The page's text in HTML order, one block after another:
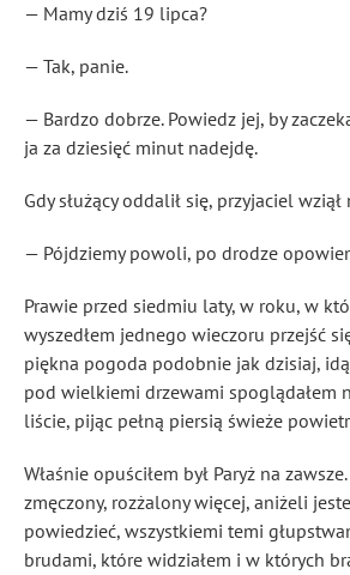
— Mamy dziś 19 lipca?
— Tak, panie.
— Bardzo dobrze. Powiedz jej, by
ja za dziesięć minut nadejdę.
Gdy służący oddalił się, przyjaciel
— Pójdziemy powoli, po drodze
Prawie przed siedmiu laty, w roku, w
wyszedłem jednego wieczoru przejść
piękna pogoda podobnie jak dzisiaj,
pod wielkiemi drzewami spoglądałem
liście, pijąc pełną piersią świeże
Właśnie opuściłem był Paryż na
zmęczony, rozżalony więcej, aniżeli
powiedzieć, wszystkiemi temi
brudami, które widziałem i w których